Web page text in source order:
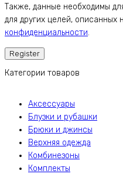
Также, данные необходимы
для других целей, описанных
конфиденциальности.
Категории товаров
Аксессуары
Блузки и рубашки
Брюки и джинсы
Верхняя одежда
Комбинезоны
Комплекты